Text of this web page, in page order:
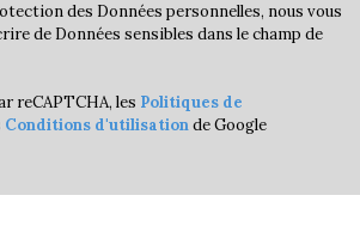
des Données personnelles, nous vous
de Données sensibles dans le champ de
reCAPTCHA, les Politiques de
Conditions d'utilisationde Google